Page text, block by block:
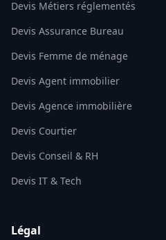
Devis Métiers réglementés
Devis Assurance Bureau
Devis Femme de ménage
Devis Agent immobilier
Devis Agence immobilière
Devis Courtier
Devis Conseil & RH
Devis IT & Tech
Légal